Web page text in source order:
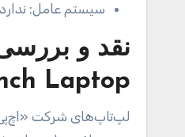
سیستم عامل: ندارد
نقد و
Laptop
لپ‌تاپ‌های شرکت